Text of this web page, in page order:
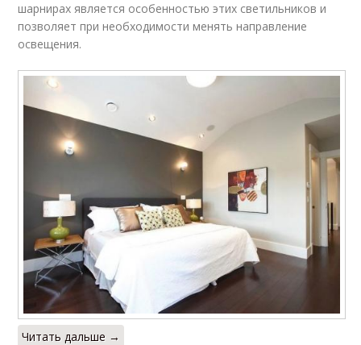
шарнирах является особенностью этих светильников и
позволяет при необходимости менять направление
освещения.
Читать дальше →